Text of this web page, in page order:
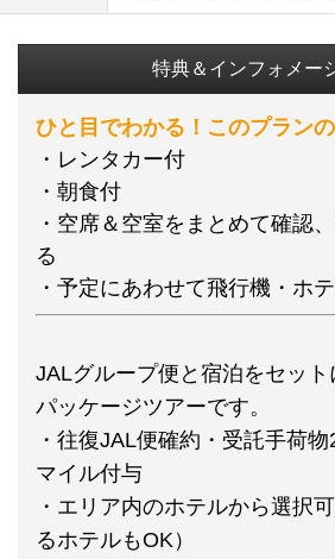
特典＆インフォメー
ひと目でわかる！このプラン
・レンタカー付
・朝食付
・空席＆空室をまとめて確認
る
・予定にあわせて飛行機・ホ
JALグループ便と宿泊をセッ
パッケージツアーです。
・往復JAL便確約・受託手荷
マイル付与
・エリア内のホテルから選択
るホテルもOK）